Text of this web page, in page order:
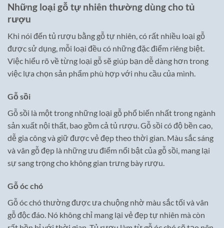
Những loại gỗ tự nhiên thường dùng cho tủ
rượu
Khi nói đến tủ rượu bằng gỗ tự nhiên, có rất nhiều loại gỗ
được sử dụng, mỗi loại đều có những đặc điểm riêng biệt.
Việc hiểu rõ về từng loại gỗ sẽ giúp bạn dễ dàng hơn trong
việc lựa chọn sản phẩm phù hợp với nhu cầu của mình.
Gỗ sồi
Gỗ sồi là một trong những loại gỗ phổ biến nhất trong ngành
sản xuất nội thất, bao gồm cả tủ rượu. Gỗ sồi có độ bền cao,
dễ gia công và giữ được vẻ đẹp theo thời gian. Màu sắc sáng
và vân gỗ đẹp là những ưu điểm nổi bật của gỗ sồi, mang lại
sự sang trọng cho không gian trưng bày rượu.
Gỗ óc chó
Gỗ óc chó thường được ưa chuộng nhờ màu sắc tối và vân
gỗ độc đáo. Nó không chỉ mang lại vẻ đẹp tự nhiên mà còn